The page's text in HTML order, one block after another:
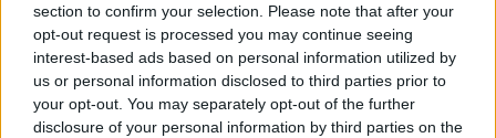
section to confirm your selection. Please note that after your
opt-out request is processed you may continue seeing
interest-based ads based on personal information utilized by
us or personal information disclosed to third parties prior to
your opt-out. You may separately opt-out of the further
disclosure of your personal information by third parties on the
Več iz kraja Mislinja